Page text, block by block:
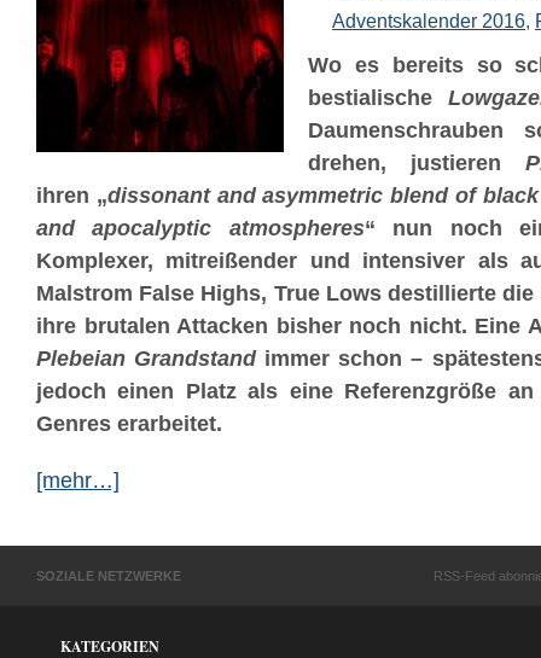
Adventskalender 2016,
Wo es bereits so
bestialische
drehen, justieren
ihren „dissonant and asymmetric blend of
and apocalyptic atmospheres“ nun noch
Komplexer, mitreißender und intensiver als
Malstrom False Highs, True Lows destillierte
ihre brutalen Attacken bisher noch nicht. Eine
Plebeian Grandstandimmer schon –
jedoch einen Platz als eine Referenzgröße
Genres erarbeitet.
[mehr…]
SOZIALE NETZWERKE RSS-Feed
KATEGORIEN